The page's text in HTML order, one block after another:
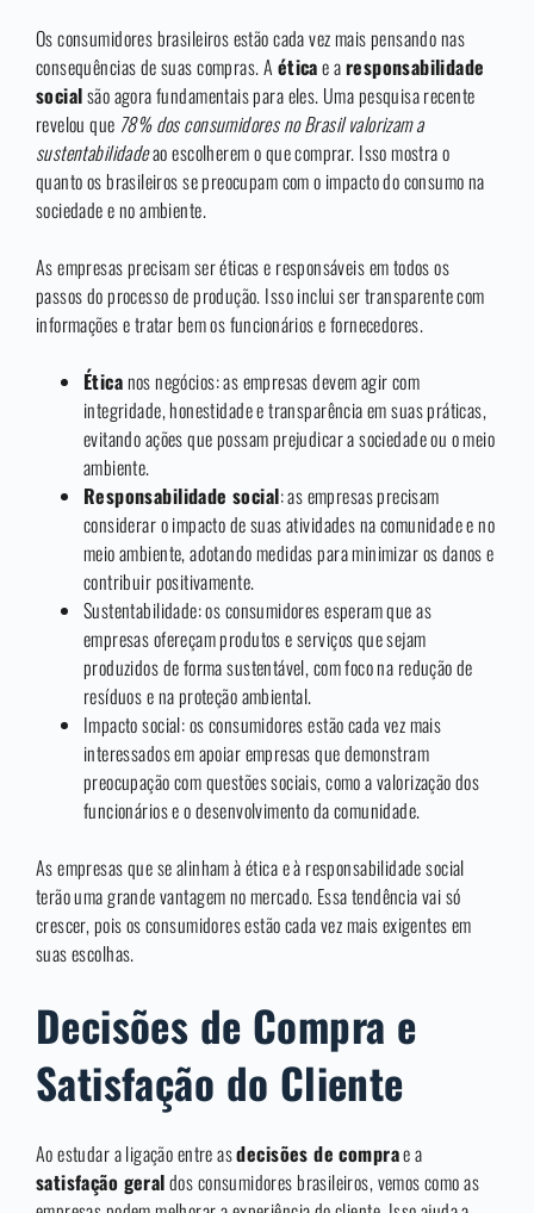
Os consumidores brasileiros estão cada vez mais pensando nas
consequências de suas compras. A éticae aresponsabilidade
socialsão agora fundamentais para eles. Uma pesquisa recente
revelou que 78% dos consumidores no Brasil valorizam a
sustentabilidadeao escolherem o que comprar. Isso mostra o
quanto os brasileiros se preocupam com o impacto do consumo na
sociedade e no ambiente.
As empresas precisam ser éticas e responsáveis em todos os
passos do processo de produção. Isso inclui ser transparente com
informações e tratar bem os funcionários e fornecedores.
Éticanos negócios: as empresas devem agir com
integridade, honestidade e transparência em suas práticas,
evitando ações que possam prejudicar a sociedade ou o meio
ambiente.
Responsabilidade social: as empresas precisam
considerar o impacto de suas atividades na comunidade e no
meio ambiente, adotando medidas para minimizar os danos e
contribuir positivamente.
Sustentabilidade: os consumidores esperam que as
empresas ofereçam produtos e serviços que sejam
produzidos de forma sustentável, com foco na redução de
resíduos e na proteção ambiental.
Impacto social: os consumidores estão cada vez mais
interessados em apoiar empresas que demonstram
preocupação com questões sociais, como a valorização dos
funcionários e o desenvolvimento da comunidade.
As empresas que se alinham à ética e à responsabilidade social
terão uma grande vantagem no mercado. Essa tendência vai só
crescer, pois os consumidores estão cada vez mais exigentes em
suas escolhas.
Decisões de Compra e
Satisfação do Cliente
Ao estudar a ligação entre asdecisões de comprae a
satisfação geraldos consumidores brasileiros, vemos como as